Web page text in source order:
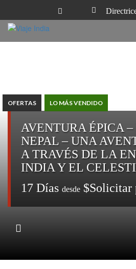
OFERTAS LO MÁS VENDIDO
AVENTURA ÉPICA
NEPAL – UNA
A TRAVÉS DE LA
INDIA Y EL
17 Días desde $Solicitar